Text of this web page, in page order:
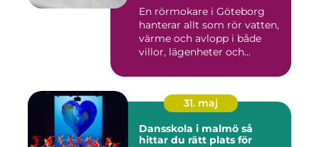
En rörmokare i Göteborg
hanterar allt som rör vatten,
värme och avlopp i både
villor, lägenheter och...
31. maj
Dansskola i malmö så
hittar du rätt plats för